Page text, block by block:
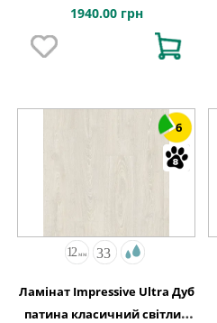
1940.00 грн
6
Ламінат Impressive Ultra Дуб
патина класичний світлий